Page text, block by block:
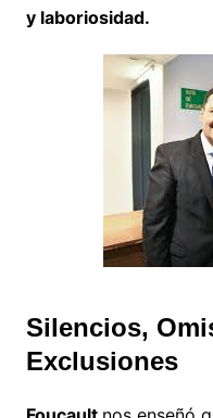
y laboriosidad.
Silencios,
Exclusiones